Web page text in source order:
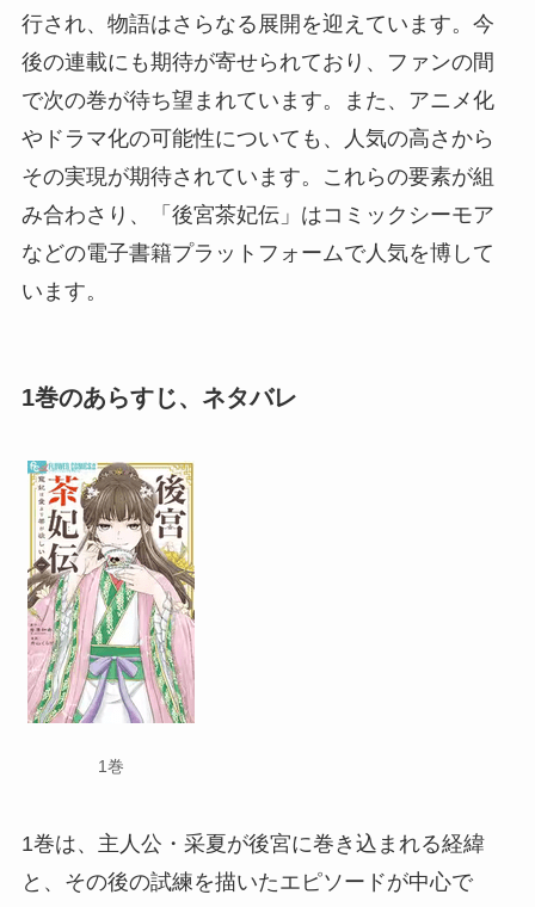
行され、物語はさらなる展開を迎えています。今
後の連載にも期待が寄せられており、ファンの間
で次の巻が待ち望まれています。また、アニメ化
やドラマ化の可能性についても、人気の高さから
その実現が期待されています。これらの要素が組
み合わさり、「後宮茶妃伝」はコミックシーモア
などの電子書籍プラットフォームで人気を博して
います。
1巻のあらすじ、ネタバレ
1巻
1巻は、主人公・采夏が後宮に巻き込まれる経緯
と、その後の試練を描いたエピソードが中心で